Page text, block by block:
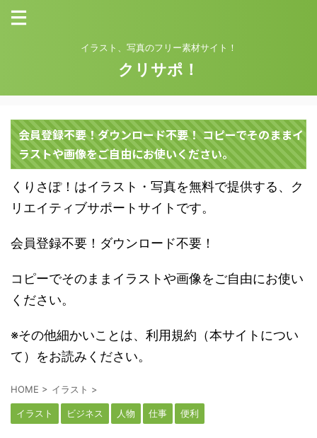
イラスト、写真のフリー素材サイト！
クリサポ！
会員登録不要！ダウンロード不要！ コピーでそのままイ
ラストや画像をご自由にお使いください。
くりさぽ！はイラスト・写真を無料で提供する、ク
リエイティブサポートサイトです。
会員登録不要！ダウンロード不要！
コピーでそのままイラストや画像をご自由にお使い
ください。
※その他細かいことは、利用規約（本サイトについ
て）をお読みください。
HOME > イラスト >
イラスト ビジネス 人物 仕事 便利